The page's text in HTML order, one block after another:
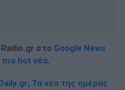
στο Google News
πιο hot νέα.
Τα νέα της ημέρας